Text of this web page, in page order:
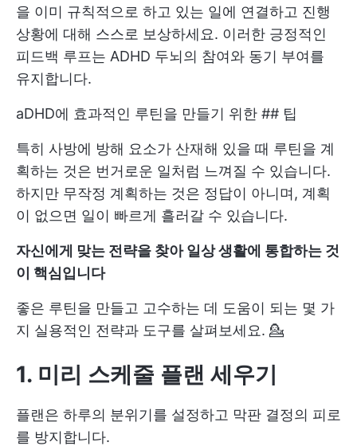
을 이미 규칙적으로 하고 있는 일에 연결하고 진행
상황에 대해 스스로 보상하세요. 이러한 긍정적인
피드백 루프는 ADHD 두뇌의 참여와 동기 부여를
유지합니다.
aDHD에 효과적인 루틴을 만들기 위한 ## 팁
특히 사방에 방해 요소가 산재해 있을 때 루틴을 계
획하는 것은 번거로운 일처럼 느껴질 수 있습니다.
하지만 무작정 계획하는 것은 정답이 아니며, 계획
이 없으면 일이 빠르게 흘러갈 수 있습니다.
자신에게 맞는 전략을 찾아 일상 생활에 통합하는 것
이 핵심입니다
좋은 루틴을 만들고 고수하는 데 도움이 되는 몇 가
지 실용적인 전략과 도구를 살펴보세요. 💁
1. 미리 스케줄 플랜 세우기
플랜은 하루의 분위기를 설정하고 막판 결정의 피로
를 방지합니다.